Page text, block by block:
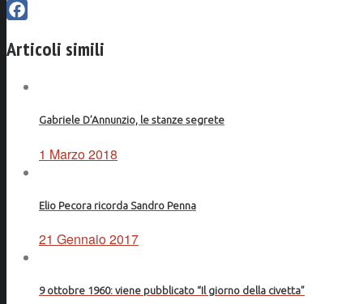
Articoli simili
Gabriele D’Annunzio, le stanze segrete
1 Marzo 2018
Elio Pecora ricorda Sandro Penna
21 Gennaio 2017
9 ottobre 1960: viene pubblicato “Il giorno della civetta”